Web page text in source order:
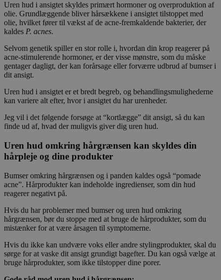
Uren hud i ansigtet skyldes primært hormoner og overproduktion af
olie. Grundlæggende bliver hårsækkene i ansigtet tilstoppet med
olie, hvilket fører til vækst af de acne-fremkaldende bakterier, der
kaldes P. acnes.
Selvom genetik spiller en stor rolle i, hvordan din krop reagerer på
acne-stimulerende hormoner, er der visse mønstre, som du måske
gentager dagligt, der kan forårsage eller forværre udbrud af bumser i
dit ansigt.
Uren hud i ansigtet er et bredt begreb, og behandlingsmulighederne
kan variere alt efter, hvor i ansigtet du har urenheder.
Jeg vil i det følgende forsøge at “kortlægge” dit ansigt, så du kan
finde ud af, hvad der muligvis giver dig uren hud.
Uren hud omkring hårgrænsen kan skyldes din
hårpleje og dine produkter
Bumser omkring hårgrænsen og i panden kaldes også “pomade
acne”. Hårprodukter kan indeholde ingredienser, som din hud
reagerer negativt på.
Hvis du har problemer med bumser og uren hud omkring
hårgrænsen, bør du stoppe med at bruge de hårprodukter, som du
mistænker for at være årsagen til symptomerne.
Hvis du ikke kan undvære voks eller andre stylingprodukter, skal du
sørge for at vaske dit ansigt grundigt bagefter. Du kan også vælge at
bruge hårprodukter, som ikke tilstopper dine porer.